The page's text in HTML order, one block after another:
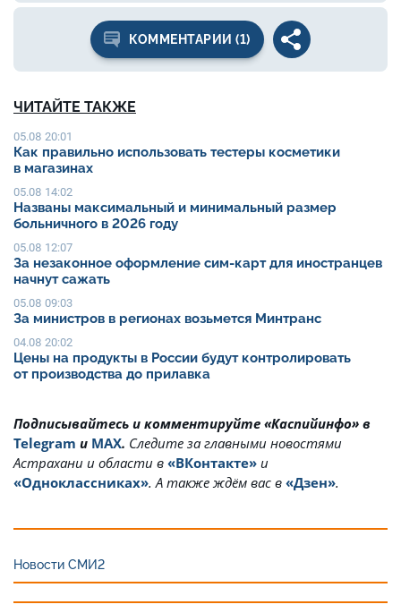
КОММЕНТАРИИ (1)
ЧИТАЙТЕ ТАКЖЕ
05.08 20:01
Как правильно использовать тестеры косметики
в магазинах
05.08 14:02
Названы максимальный и минимальный размер
больничного в 2026 году
05.08 12:07
За незаконное оформление сим-карт для иностранцев
начнут сажать
05.08 09:03
За министров в регионах возьмется Минтранс
04.08 20:02
Цены на продукты в России будут контролировать
от производства до прилавка
Подписывайтесь и комментируйте «Каспийинфо» в
Telegram и MAX. Cледите за главными новостями
Астрахани и области в «ВКонтакте» и
«Одноклассниках». А также ждём вас в «Дзен».
Новости СМИ2